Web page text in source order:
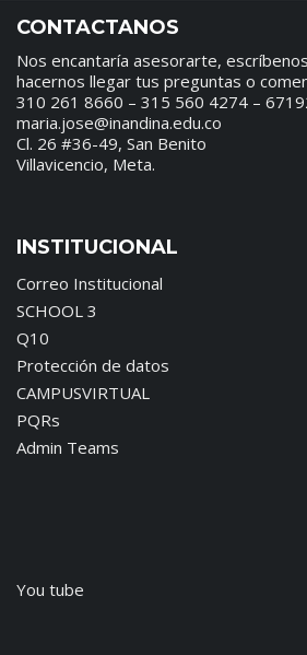
CONTACTANOS
Nos encantaría asesorarte,
hacernos llegar tus preguntas o
310 261 8660 – 315 560 4274 –
maria.jose@inandina.edu.co
Cl. 26 #36-49, San Benito
Villavicencio, Meta.
INSTITUCIONAL
Correo Institucional
SCHOOL 3
Q10
Protección de datos
CAMPUSVIRTUAL
PQRs
Admin Teams
You tube